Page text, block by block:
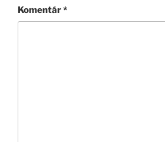
Komentár*